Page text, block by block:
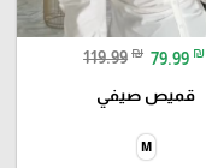
119.99 ₪ 79.99 ₪
قميص صيفي
M